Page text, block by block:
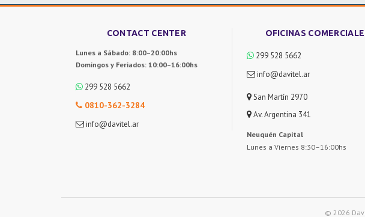
CONTACT CENTER
Lunes a Sábado: 8:00–20:00hs
Domingos y Feriados: 10:00–16:00hs
299 528 5662
0810-362-3284
info@davitel.ar
OFICINAS
299 528 5662
info@davitel.ar
San Martín 2970
Av. Argentina 341
Neuquén Capital
Lunes a Viernes 8:30–16:00hs
© 2026